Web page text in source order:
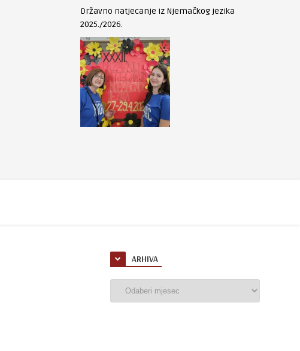
Državno natjecanje iz Njemačkog jezika
2025./2026.
ARHIVA